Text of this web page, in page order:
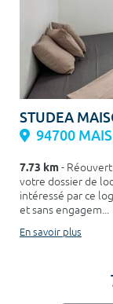
STUDEA
94700
7.73 km-
votre dossier de
intéressé par ce
et sans engagem...
En savoir plus